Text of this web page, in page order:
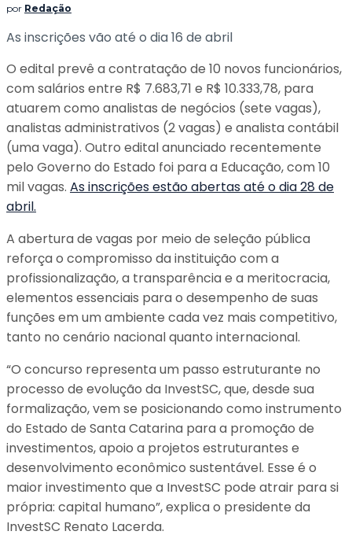
por Redação
As inscrições vão até o dia 16 de abril
O edital prevê a contratação de 10 novos funcionários,
com salários entre R$ 7.683,71 e R$ 10.333,78, para
atuarem como analistas de negócios (sete vagas),
analistas administrativos (2 vagas) e analista contábil
(uma vaga). Outro edital anunciado recentemente
pelo Governo do Estado foi para a Educação, com 10
mil vagas. As inscrições estão abertas até o dia 28 de
abril.
A abertura de vagas por meio de seleção pública
reforça o compromisso da instituição com a
profissionalização, a transparência e a meritocracia,
elementos essenciais para o desempenho de suas
funções em um ambiente cada vez mais competitivo,
tanto no cenário nacional quanto internacional.
“O concurso representa um passo estruturante no
processo de evolução da InvestSC, que, desde sua
formalização, vem se posicionando como instrumento
do Estado de Santa Catarina para a promoção de
investimentos, apoio a projetos estruturantes e
desenvolvimento econômico sustentável. Esse é o
maior investimento que a InvestSC pode atrair para si
própria: capital humano”, explica o presidente da
InvestSC Renato Lacerda.